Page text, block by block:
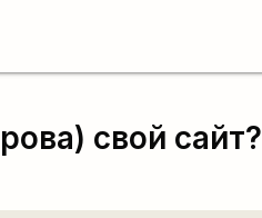
свой сайт?